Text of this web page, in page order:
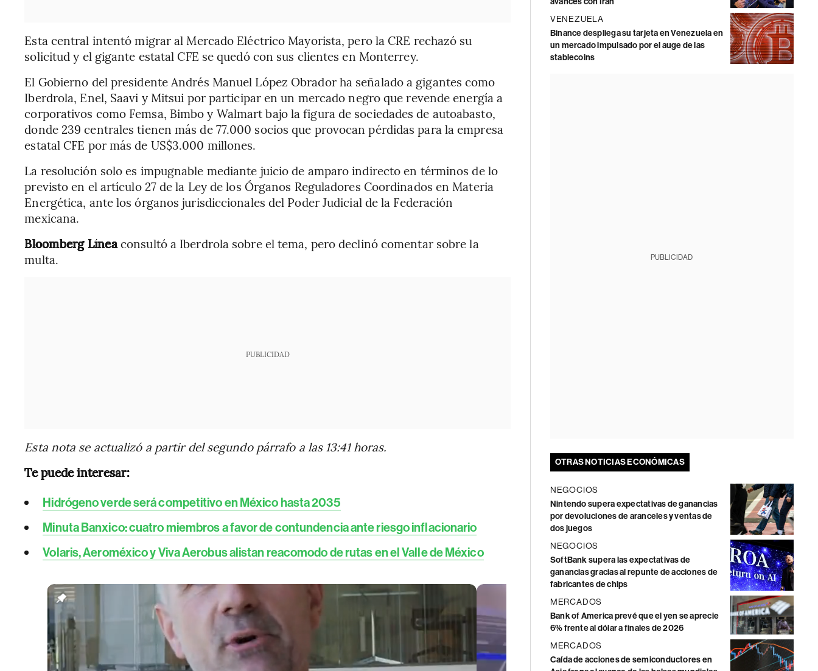
Esta central intentó migrar al Mercado Eléctrico Mayorista, pero la CRE rechazó su
solicitud y el gigante estatal CFE se quedó con sus clientes en Monterrey.
El Gobierno del presidente Andrés Manuel López Obrador ha señalado a gigantes como
Iberdrola, Enel, Saavi y Mitsui por participar en un mercado negro que revende energía a
corporativos como Femsa, Bimbo y Walmart bajo la figura de sociedades de autoabasto,
donde 239 centrales tienen más de 77.000 socios que provocan pérdidas para la empresa
estatal CFE por más de US$3.000 millones.
La resolución solo es impugnable mediante juicio de amparo indirecto en términos de lo
previsto en el artículo 27 de la Ley de los Órganos Reguladores Coordinados en Materia
Energética, ante los órganos jurisdiccionales del Poder Judicial de la Federación
mexicana.
Bloomberg Líneaconsultó a Iberdrola sobre el tema, pero declinó comentar sobre la
multa.
PUBLICIDAD
Esta nota se actualizó a partir del segundo párrafo a las 13:41 horas.
Te puede interesar:
Hidrógeno verde será competitivo en México hasta 2035
Minuta Banxico: cuatro miembros a favor de contundencia ante riesgo inflacionario
Volaris, Aeroméxico y Viva Aerobus alistan reacomodo de rutas en el Valle de México
VENEZUELA
Binance despliega su tarjeta en Venezuela en
un mercado impulsado por el auge de las
stablecoins
PUBLICIDAD
OTRAS NOTICIAS ECONÓMICAS
NEGOCIOS
Nintendo supera expectativas de ganancias
por devoluciones de aranceles y ventas de
dos juegos
NEGOCIOS
SoftBank supera las expectativas de
ganancias gracias al repunte de acciones de
fabricantes de chips
MERCADOS
Bank of America prevé que el yen se aprecie
6% frente al dólar a finales de 2026
MERCADOS
Caída de acciones de semiconductores en